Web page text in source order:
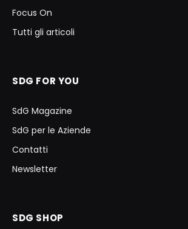
Focus On
Tutti gli articoli
SDG FOR YOU
SdG Magazine
SdG per le Aziende
Contatti
Newsletter
SDG SHOP